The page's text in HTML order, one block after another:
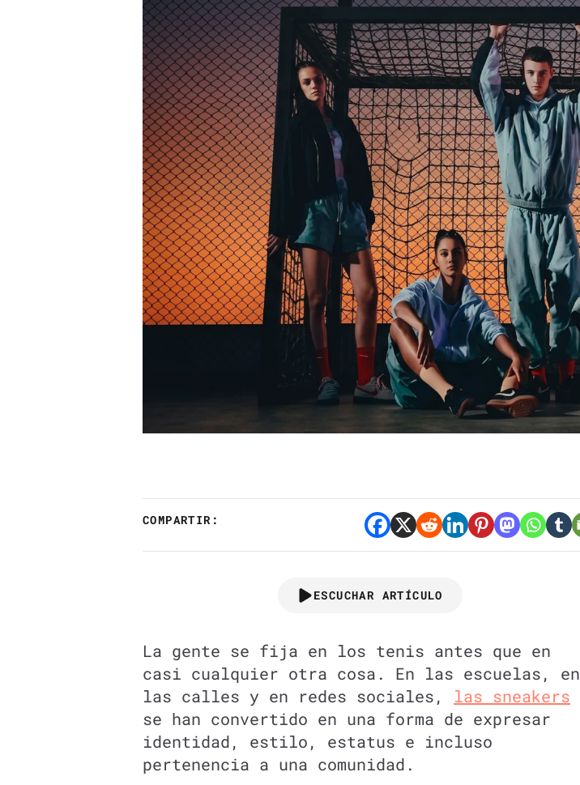
COMPARTIR:
ESCUCHAR ARTÍCULO
La gente se fija en los tenis antes que en
casi cualquier otra cosa. En las escuelas, en
las calles y en redes sociales, las sneakers
se han convertido en una forma de expresar
identidad, estilo, estatus e incluso
pertenencia a una comunidad.